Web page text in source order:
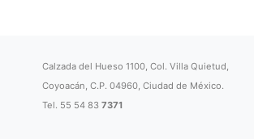
Calzada del Hueso 1100, Col. Villa Quietud,
Coyoacán, C.P. 04960, Ciudad de México.
Tel. 55 54 837371